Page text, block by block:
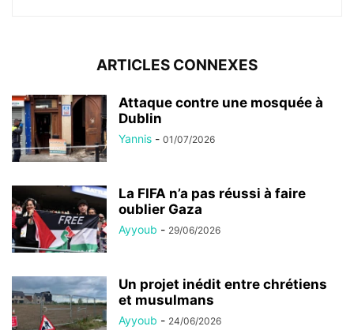
ARTICLES CONNEXES
Attaque contre une mosquée à
Dublin
Yannis - 01/07/2026
La FIFA n’a pas réussi à faire
oublier Gaza
Ayyoub - 29/06/2026
Un projet inédit entre chrétiens
et musulmans
Ayyoub - 24/06/2026